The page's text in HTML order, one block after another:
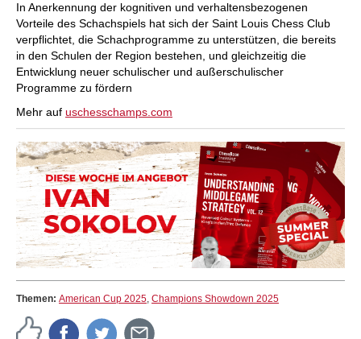
In Anerkennung der kognitiven und verhaltensbezogenen
Vorteile des Schachspiels hat sich der Saint Louis Chess Club
verpflichtet, die Schachprogramme zu unterstützen, die bereits
in den Schulen der Region bestehen, und gleichzeitig die
Entwicklung neuer schulischer und außerschulischer
Programme zu fördern
Mehr auf uschesschamps.com
Themen: American Cup 2025, Champions Showdown 2025